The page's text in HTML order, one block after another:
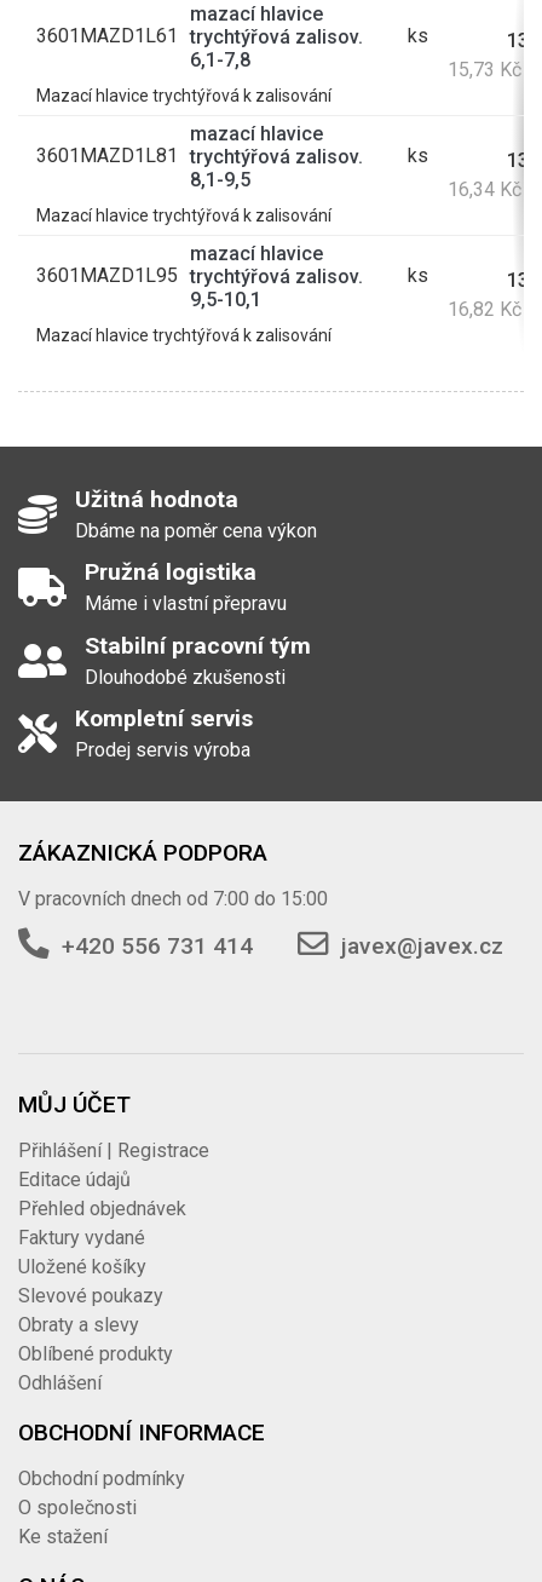
3601MAZD1L61
mazací hlavice
trychtýřová zalisov.
6,1-7,8
ks
15,73 Kč s
Mazací hlavice trychtýřová k zalisování
3601MAZD1L81
mazací hlavice
trychtýřová zalisov.
8,1-9,5
ks
16,34 Kč s
Mazací hlavice trychtýřová k zalisování
3601MAZD1L95
mazací hlavice
trychtýřová zalisov.
9,5-10,1
ks
16,82 Kč s
Mazací hlavice trychtýřová k zalisování
Užitná hodnota
Dbáme na poměr cena výkon
Pružná logistika
Máme i vlastní přepravu
Stabilní pracovní tým
Dlouhodobé zkušenosti
Kompletní servis
Prodej servis výroba
ZÁKAZNICKÁ PODPORA
V pracovních dnech od 7:00 do 15:00
+420 556 731 414 javex@javex.cz
MŮJ ÚČET
Přihlášení | Registrace
Editace údajů
Přehled objednávek
Faktury vydané
Uložené košíky
Slevové poukazy
Obraty a slevy
Oblíbené produkty
Odhlášení
OBCHODNÍ INFORMACE
Obchodní podmínky
O společnosti
Ke stažení